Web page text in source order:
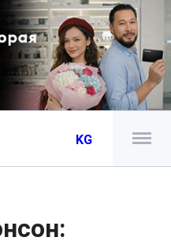
KG